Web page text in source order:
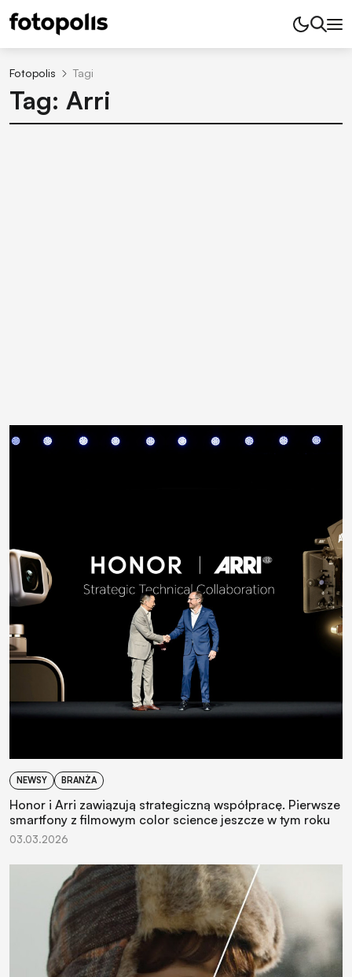
Fotopolis Tagi
Tag: Arri
NEWSY BRANŻA
Honor i Arri zawiązują strategiczną współpracę. Pierwsze
smartfony z filmowym color science jeszcze w tym roku
03.03.2026